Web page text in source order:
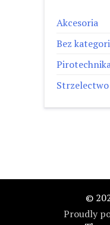
Akcesoria
Bez
Strzelectwo
©
Proudly